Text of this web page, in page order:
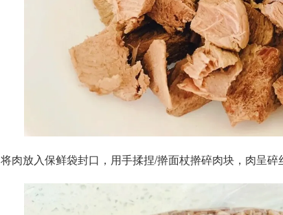
将肉放入保鲜袋封口，用手揉捏/擀面杖擀碎肉块，肉呈碎